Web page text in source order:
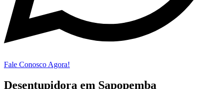
Fale Conosco Agora!
Desentupidora em Sapopemba